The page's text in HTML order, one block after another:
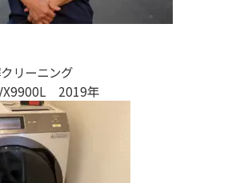
リーニング
2019年